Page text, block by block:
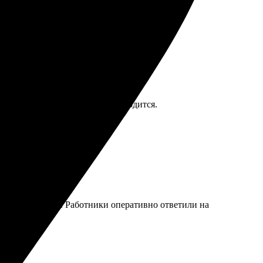
— цвета яркие, бумага плотная.
для семейного архива сгодится.
удобный. Работники оперативно ответили на